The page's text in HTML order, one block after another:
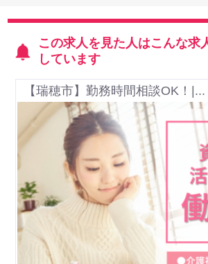
この求人を見た人はこんな求
しています
【瑞穂市】勤務時間相談OK！|...